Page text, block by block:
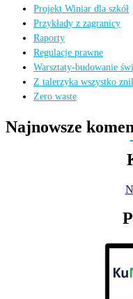
Projekt Winiar dla szkół
Przykłady z zagranicy
Raporty
Regulacje prawne
Warsztaty-budowanie
Z talerzyka wszystko
Zero waste
Najnowsze